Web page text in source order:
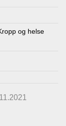
og helse